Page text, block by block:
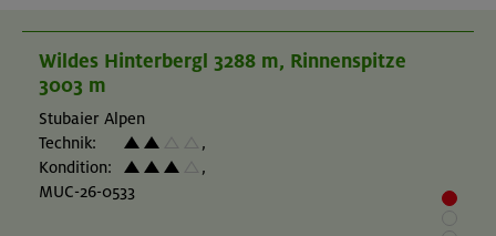
Wildes Hinterbergl 3288 m, Rinnenspitze
3003 m
Stubaier Alpen
Technik:
,
Kondition:
,
MUC-26-0533